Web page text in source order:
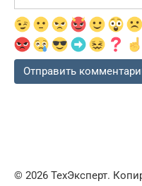
© 2026 ТехЭксперт.